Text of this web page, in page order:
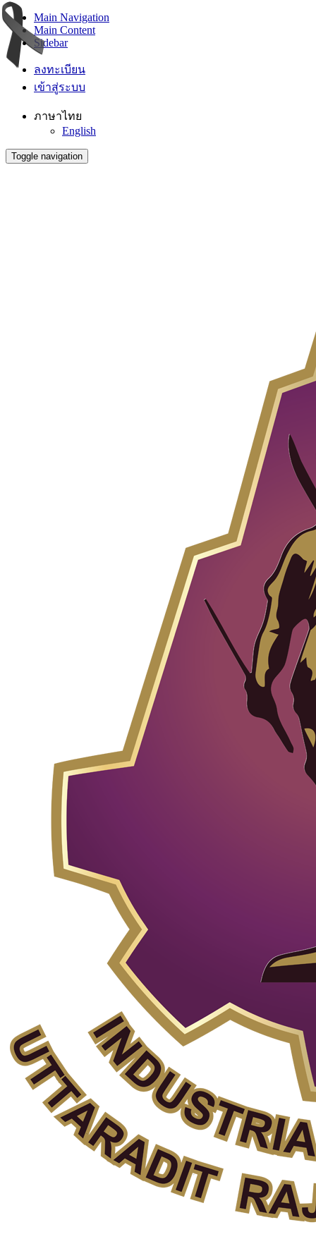
Main Navigation
Main Content
Sidebar
ลงทะเบียน
เข้าสู่ระบบ
ภาษาไทย
English
Toggle navigation